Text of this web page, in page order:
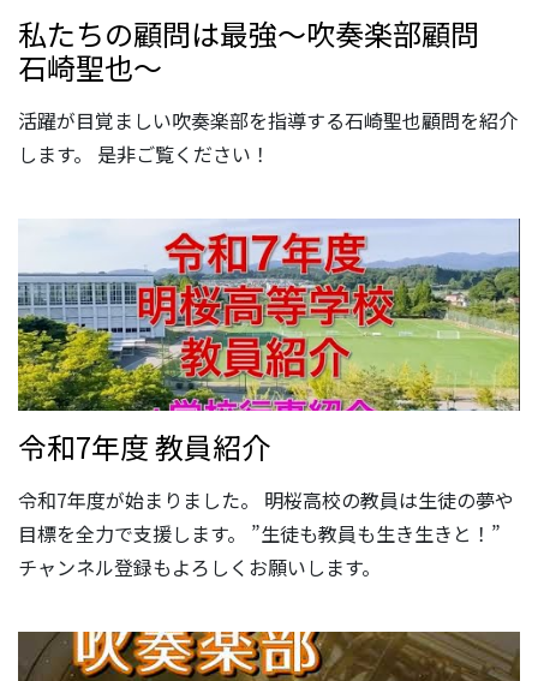
私たちの顧問は最強～吹奏楽部顧問
石崎聖也～
活躍が目覚ましい吹奏楽部を指導する石崎聖也顧問を紹介
します。 是非ご覧ください！
令和7年度 教員紹介
令和7年度が始まりました。 明桜高校の教員は生徒の夢や
目標を全力で支援します。 ”生徒も教員も生き生きと！”
チャンネル登録もよろしくお願いします。